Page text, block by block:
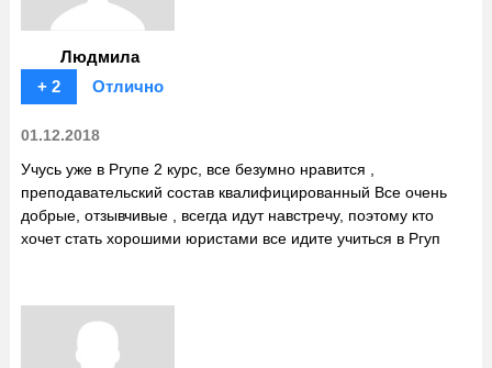
Людмила
+ 2
Отлично
01.12.2018
Учусь уже в Ргупе 2 курс, все безумно нравится ,
преподавательский состав квалифицированный Все очень
добрые, отзывчивые , всегда идут навстречу, поэтому кто
хочет стать хорошими юристами все идите учиться в Ргуп